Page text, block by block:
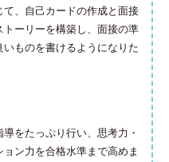
、自己カードの作成と面接
ーリーを構築し、面接の準
ものを書けるようになりた
をたっぷり行い、思考力・
ン力を合格水準まで高めま